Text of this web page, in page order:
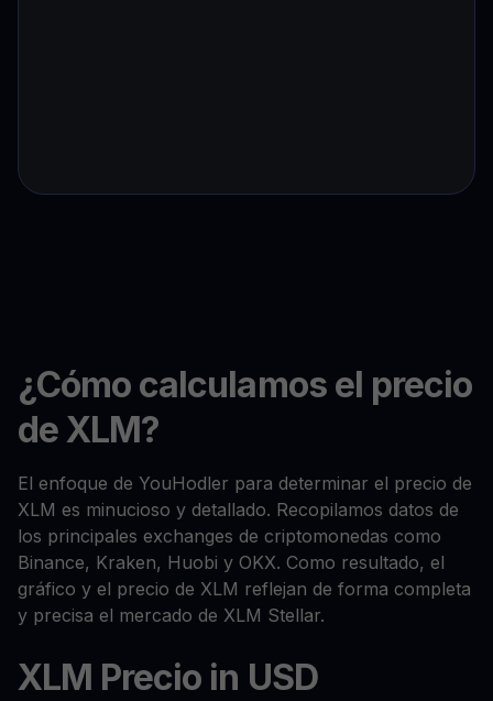
¿Cómo calculamos el precio
de XLM?
El enfoque de YouHodler para determinar el precio de
XLM es minucioso y detallado. Recopilamos datos de
los principales exchanges de criptomonedas como
Binance, Kraken, Huobi y OKX. Como resultado, el
gráfico y el precio de XLM reflejan de forma completa
y precisa el mercado de XLM Stellar.
XLM Precio in USD